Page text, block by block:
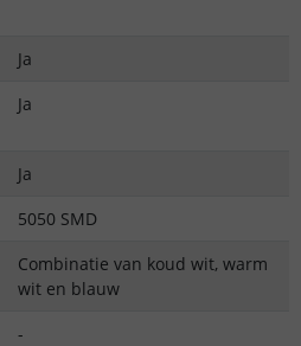
Ja
Ja
Ja
5050 SMD
Combinatie van koud wit, warm
wit en blauw
-